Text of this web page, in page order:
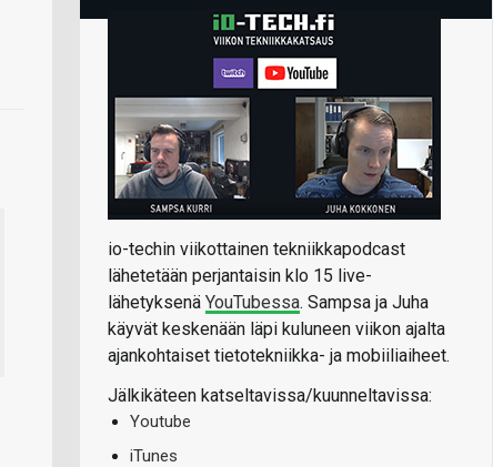
io-techin viikottainen tekniikkapodcast
lähetetään perjantaisin klo 15 live-
lähetyksenä YouTubessa. Sampsa ja Juha
käyvät keskenään läpi kuluneen viikon ajalta
ajankohtaiset tietotekniikka- ja mobiiliaiheet.
Jälkikäteen katseltavissa/kuunneltavissa:
Youtube
iTunes